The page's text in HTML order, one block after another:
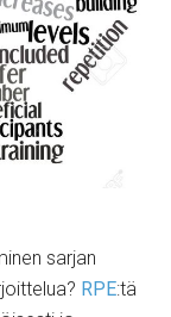
sarjan
RPE:tä